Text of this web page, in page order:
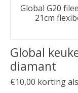
Global G20
21cm
Global
diamant
€10,00 korting